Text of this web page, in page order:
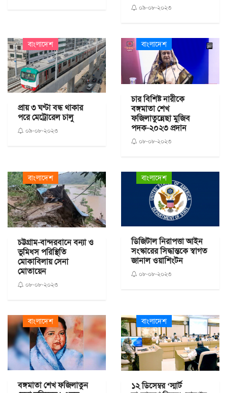
০৯-০৮-২০২৩
বাংলাদেশ
প্রায় ৩ ঘণ্টা বন্ধ থাকার
পরে মেট্রোরেল চালু
০৯-০৮-২০২৩
বাংলাদেশ
চার বিশিষ্ট নারীকে
বঙ্গমাতা শেখ
ফজিলাতুন্নেছা মুজিব
পদক-২০২৩ প্রদান
০৮-০৮-২০২৩
বাংলাদেশ
চট্টগ্রাম-বান্দরবানে বন্যা ও
ভূমিধস পরিস্থিতি
মোকাবিলায় সেনা
মোতায়েন
০৮-০৮-২০২৩
বাংলাদেশ
ডিজিটাল নিরাপত্তা আইন
সংস্কারের সিদ্ধান্তকে স্বাগত
জানাল ওয়াশিংটন
০৮-০৮-২০২৩
বাংলাদেশ
বঙ্গমাতা শেখ ফজিলাতুন
বাংলাদেশ
১২ ডিসেম্বর ‘স্মার্ট